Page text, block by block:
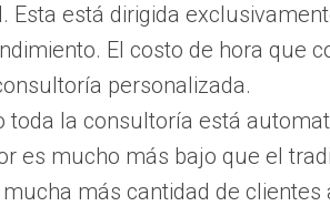
está dirigida
El costo de hora que
personalizada.
la consultoría está
es mucho más bajo que el
más cantidad de